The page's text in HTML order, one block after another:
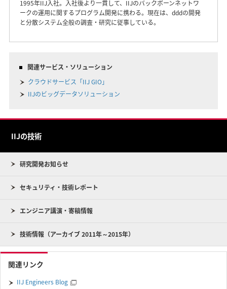
1995年IIJ入社。入社後より一貫して、IIJのバックボーンネットワ
ークの運用に関するプログラム開発に携わる。現在は、dddの開発
と分散システム全般の調査・研究に従事している。
関連サービス・ソリューション
クラウドサービス「IIJ GIO」
IIJのビッグデータソリューション
IIJの技術
研究開発お知らせ
セキュリティ・技術レポート
エンジニア講演・寄稿情報
技術情報（アーカイブ 2011年～2015年）
関連リンク
IIJ Engineers Blog